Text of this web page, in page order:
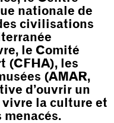
nationale de
civilisations
le Comité
(CFHA), les
(AMAR,
d’ouvrir un
la culture et